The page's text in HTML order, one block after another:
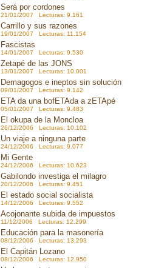
Será por cordones
21/01/2007 Lecturas: 9.161
Carrillo y sus razones
19/01/2007 Lecturas: 11.154
Fascistas
14/01/2007 Lecturas: 9.530
Zetapé de las JONS
13/01/2007 Lecturas: 10.001
Demagogos e ineptos sin solución
09/01/2007 Lecturas: 9.142
ETA da una bofETAda a zETApé
05/01/2007 Lecturas: 9.483
El okupa de la Moncloa
26/12/2006 Lecturas: 10.102
Un viaje a ninguna parte
24/12/2006 Lecturas: 9.077
Mi Gente
24/12/2006 Lecturas: 10.623
Gabilondo investiga el milagro
20/12/2006 Lecturas: 9.451
El estado social socialista
14/12/2006 Lecturas: 9.552
Acojonante subida de impuestos
11/12/2006 Lecturas: 12.299
Educación para la masonería
08/12/2006 Lecturas: 13.293
El Capitán Lozano
08/12/2006 Lecturas: 12.950